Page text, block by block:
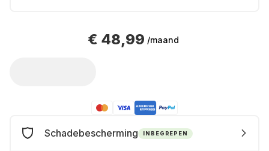
€ 48,99 /maand
Schadebescherming INBEGREPEN